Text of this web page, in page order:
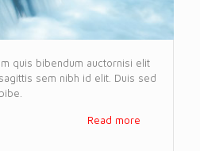
quis bibendum auctornisi elit
sem nibh id elit. Duis sed
Read more